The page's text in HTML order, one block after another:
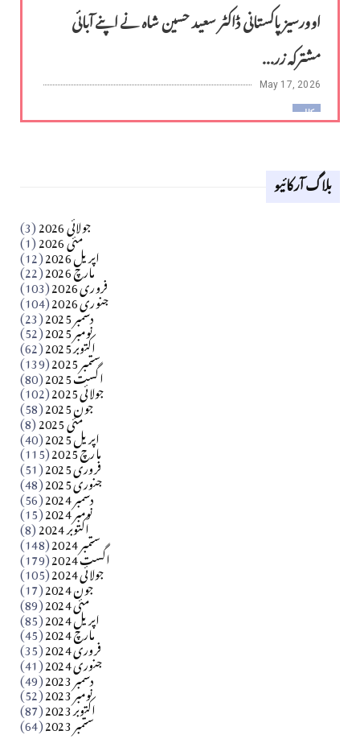
اوورسیز پاکستانی ڈاکٹر سعید حسین شاہ نے اپنے آبائی
مشترکہ زر...
May 17, 2026
کالم
Apr 18, 2026
آزاد کشمیر جیسے احتجاج کی ضرورت ہے؟ از،،، ظہیرالدین
بلاگ آرکائیو
جولائی 2026 (3) مئی 2026 (1) اپریل 2026 (12) مارچ 2026 (22) فروری 2026 (103) جنوری 2026 (104) دسمبر 2025 (23) نومبر 2025 (52) اکتوبر 2025 (62) ستمبر 2025 (139) اگست 2025 (80) جولائی 2025 (102) جون 2025 (58) مئی 2025 (8) اپریل 2025 (40) مارچ 2025 (115) فروری 2025 (51) جنوری 2025 (48) دسمبر 2024 (56) نومبر 2024 (15) اکتوبر 2024 (8) ستمبر 2024 (148) اگست 2024 (179) جولائی 2024 (105) جون 2024 (17) مئی 2024 (89) اپریل 2024 (85) مارچ 2024 (45) فروری 2024 (35) جنوری 2024 (41) دسمبر 2023 (49) نومبر 2023 (52) اکتوبر 2023 (87) ستمبر 2023 (64)